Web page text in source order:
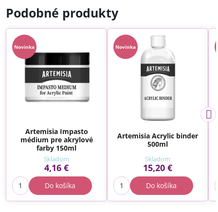
Podobné produkty
Novinka
Artemisia Impasto
médium pre akrylové
farby 150ml
Skladom
4,16 €
Do košíka
Novinka
Artemisia Acrylic binder
500ml
Skladom
15,20 €
Do košíka